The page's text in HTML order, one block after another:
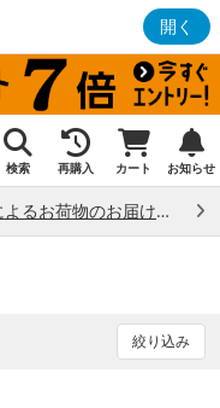
開く
検索 再購入 カート お知らせ
熊本県熊本地方で発生した地震によるお荷物のお届け状況について （7/28）
絞り込み